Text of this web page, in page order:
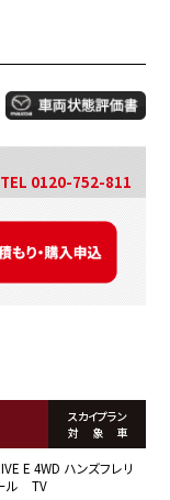
TEL 0120-752-811
スカイプラン
対象車
E 4WD ハンズフレリ
ル TV